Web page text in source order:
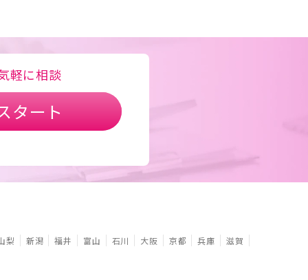
軽に相談
タート
梨 新潟 福井 富山 石川 大阪 京都 兵庫 滋賀